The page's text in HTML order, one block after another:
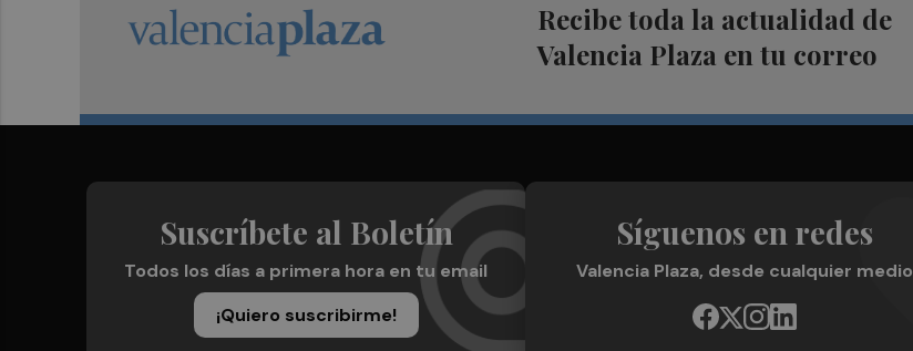
Recibe toda la actualidad de
Valencia Plaza en tu correo
Suscríbete al Boletín
Todos los días a primera hora en tu email
¡Quiero suscribirme!
Síguenos en redes
Valencia Plaza, desde cualquier medio